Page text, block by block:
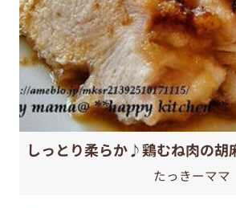
しっとり柔らか♪鶏むね肉の胡
たっきーママ